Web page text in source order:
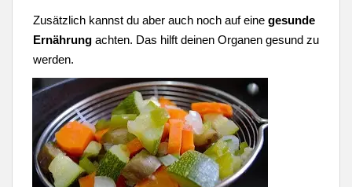
Zusätzlich kannst du aber auch noch auf eine gesunde
Ernährung achten. Das hilft deinen Organen gesund zu
werden.